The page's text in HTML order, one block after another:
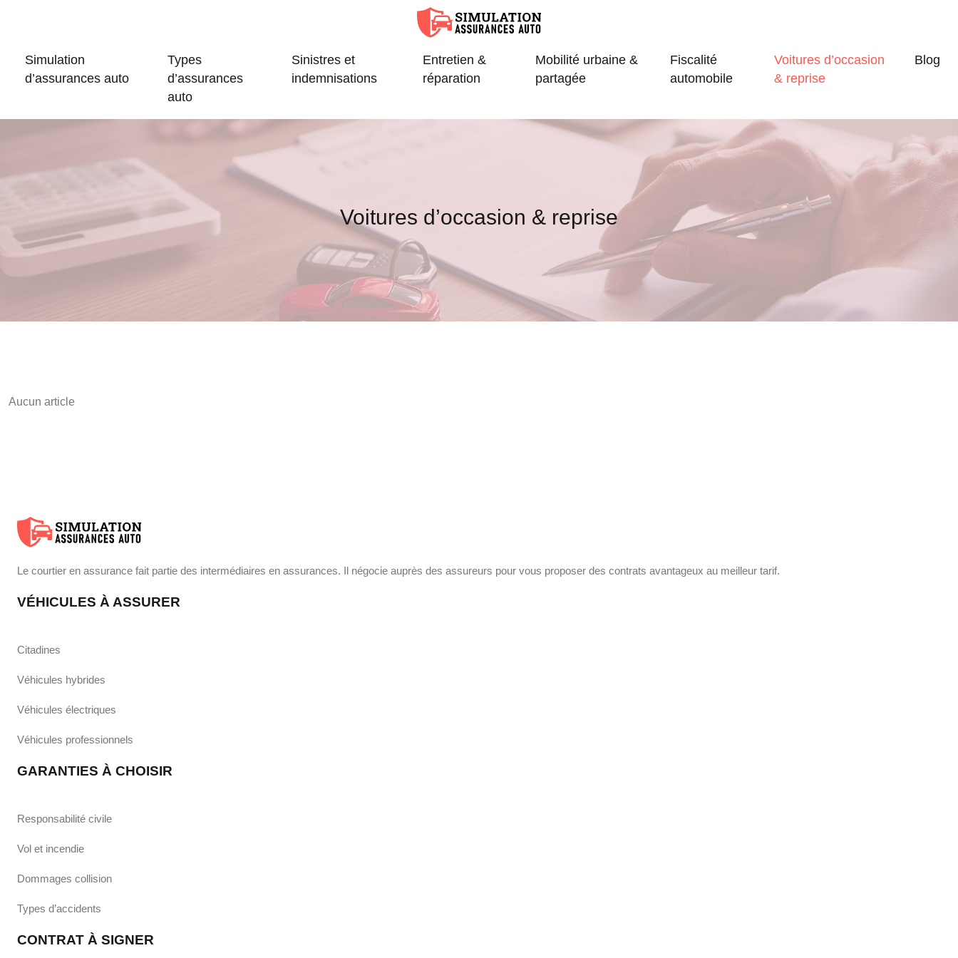
Simulation
d’assurances auto
Types
d’assurances
auto
Sinistres et
indemnisations
Entretien &
réparation
Mobilité urbaine &
partagée
Fiscalité
automobile
Voitures d’occasion
& reprise
Blog
Voitures d’occasion & reprise
Aucun article
Le courtier en assurance fait partie des intermédiaires en assurances. Il négocie auprès des assureurs pour vous proposer des contrats avantageux au meilleur tarif.
VÉHICULES À ASSURER
Citadines
Véhicules hybrides
Véhicules électriques
Véhicules professionnels
GARANTIES À CHOISIR
Responsabilité civile
Vol et incendie
Dommages collision
Types d’accidents
CONTRAT À SIGNER